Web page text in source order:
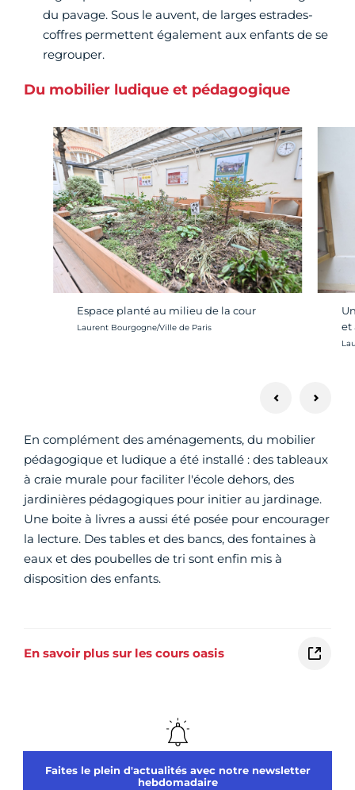
du pavage. Sous le auvent, de larges estrades-
coffres permettent également aux enfants de se
regrouper.
Du mobilier ludique et pédagogique
Espace planté au milieu de la cour
Crédit photo :
Laurent Bourgogne/Ville de Paris
et
En complément des aménagements, du mobilier
pédagogique et ludique a été installé : des tableaux
à craie murale pour faciliter l'école dehors, des
jardinières pédagogiques pour initier au jardinage.
Une boite à livres a aussi été posée pour encourager
la lecture. Des tables et des bancs, des fontaines à
eaux et des poubelles de tri sont enfin mis à
disposition des enfants.
En savoir plus sur les cours oasis
Faites le plein d'actualités avec notre newsletter
hebdomadaire